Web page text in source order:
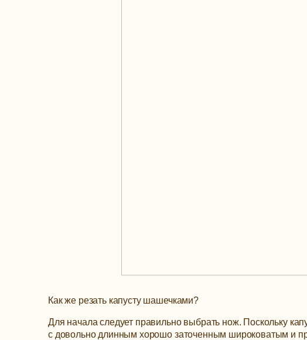
Как же резать капусту шашечками?
Для начала следует правильно выбрать нож. Поскольку
с довольно длинным хорошо заточенным широковатым и